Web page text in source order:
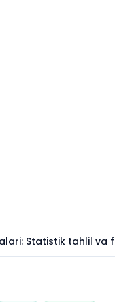
Statistik tahlil va